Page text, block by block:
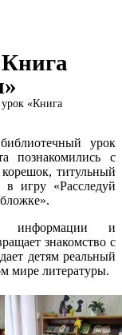
«Книга
урок
познакомились с
титульный
в игру «Расследуй
информации и
знакомство с
детям реальный
мире литературы.